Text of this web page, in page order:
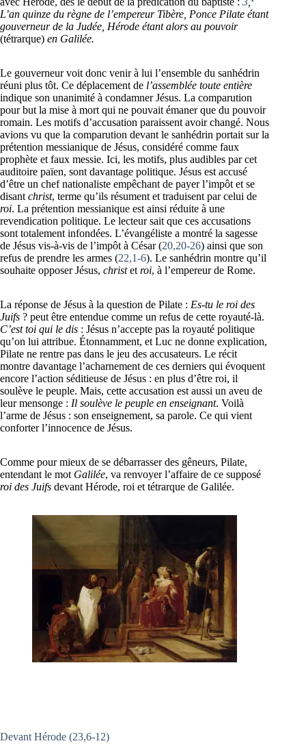
L’an quinze du règne de l’empereur Tibère, Ponce Pilate étant
gouverneur de la Judée, Hérode étant alors au pouvoir
(tétrarque) en Galilée.
Le gouverneur voit donc venir à lui l’ensemble du sanhédrin
réuni plus tôt. Ce déplacement de l’assemblée toute entière
indique son unanimité à condamner Jésus. La comparution
pour but la mise à mort qui ne pouvait émaner que du pouvoir
romain. Les motifs d’accusation paraissent avoir changé. Nous
avions vu que la comparution devant le sanhédrin portait sur la
prétention messianique de Jésus, considéré comme faux
prophète et faux messie. Ici, les motifs, plus audibles par cet
auditoire païen, sont davantage politique. Jésus est accusé
d’être un chef nationaliste empêchant de payer l’impôt et se
disant christ, terme qu’ils résument et traduisent par celui de
roi. La prétention messianique est ainsi réduite à une
revendication politique. Le lecteur sait que ces accusations
sont totalement infondées. L’évangéliste a montré la sagesse
de Jésus vis-à-vis de l’impôt à César (20,20-26) ainsi que son
refus de prendre les armes (22,1-6). Le sanhédrin montre qu’il
souhaite opposer Jésus, christet roi, à l’empereur de Rome.
La réponse de Jésus à la question de Pilate : Es-tu le roi des
Juifs ? peut être entendue comme un refus de cette royauté-là.
C’est toi qui le dis : Jésus n’accepte pas la royauté politique
qu’on lui attribue. Étonnamment, et Luc ne donne explication,
Pilate ne rentre pas dans le jeu des accusateurs. Le récit
montre davantage l’acharnement de ces derniers qui évoquent
encore l’action séditieuse de Jésus : en plus d’être roi, il
soulève le peuple. Mais, cette accusation est aussi un aveu de
leur mensonge : Il soulève le peuple en enseignant. Voilà
l’arme de Jésus : son enseignement, sa parole. Ce qui vient
conforter l’innocence de Jésus.
Comme pour mieux de se débarrasser des gêneurs, Pilate,
entendant le mot Galilée, va renvoyer l’affaire de ce supposé
roi des Juifs devant Hérode, roi et tétrarque de Galilée.
Devant Hérode (23,6-12)